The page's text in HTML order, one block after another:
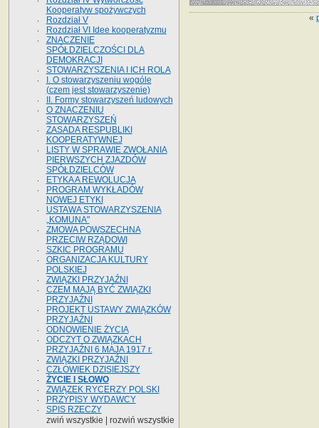
«
Kooperatyw spożywczych
Rozdział V
Rozdział VI Idee kooperatyzmu
ZNACZENIE
SPÓŁDZIELCZOŚCI DLA
DEMOKRACJI
STOWARZYSZENIA I ICH ROLA
I. O stowarzyszeniu wogóle
(czem jest stowarzyszenie)
II. Formy stowarzyszeń ludowych
O ZNACZENIU
STOWARZYSZEŃ
ZASADA RESPUBLIKI
KOOPERATYWNEJ
LISTY W SPRAWIE ZWOŁANIA
PIERWSZYCH ZJAZDÓW
SPÓŁDZIELCÓW
ETYKA A REWOLUCJA
PROGRAM WYKŁADÓW
NOWEJ ETYKI
USTAWA STOWARZYSZENIA
„KOMUNA"
ZMOWA POWSZECHNA
PRZECIW RZĄDOWI
SZKIC PROGRAMU
ORGANIZACJA KULTURY
POLSKIEJ
ZWIĄZKI PRZYJAŹNI
CZEM MAJĄ BYĆ ZWIĄZKI
PRZYJAŹNI
PROJEKT USTAWY ZWIĄZKÓW
PRZYJAŹNI
ODNOWIENIE ŻYCIA
ODCZYT O ZWIĄZKACH
PRZYJAŹNI 6 MAJA 1917 r.
ZWIĄZKI PRZYJAŹNI
CZŁOWIEK DZISIEJSZY
ŻYCIE I SŁOWO
ZWIĄZEK RYCERZY POLSKI
PRZYPISY WYDAWCY
SPIS RZECZY
zwiń wszystkie
rozwiń wszystkie